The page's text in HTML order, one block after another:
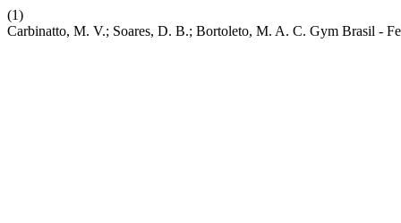
(1)
Carbinatto, M. V.; Soares, D. B.; Bortoleto, M. A. C. Gym Brasil -